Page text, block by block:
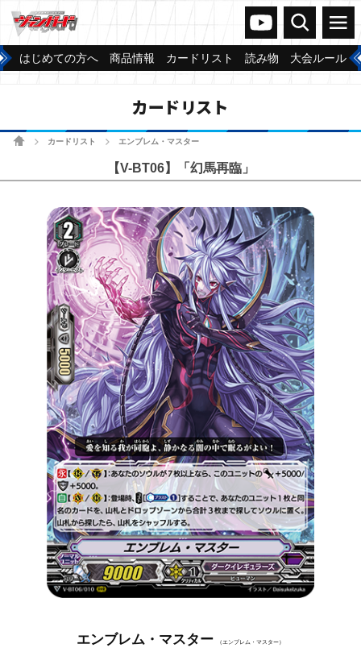
ヴァンガードch
検索 メニュー
はじめての方へ 商品情報 カードリスト 読み物 大会ルール
カードリスト
ホームカードリスト エンブレム・マスター
【V-BT06】「幻馬再臨」
エンブレム・マスター （エンブレム・マスター）